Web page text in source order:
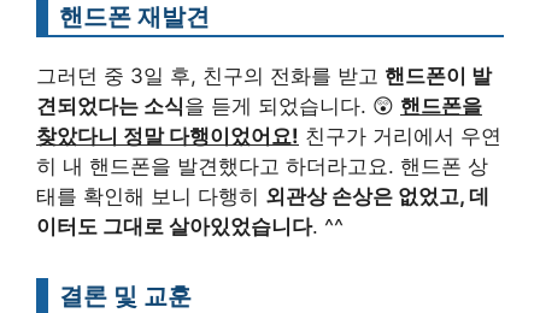
핸드폰 재발견
그러던 중 3일 후, 친구의 전화를 받고 핸드폰이 발
견되었다는 소식을 듣게 되었습니다. 😲 핸드폰을
찾았다니 정말 다행이었어요! 친구가 거리에서 우연
히 내 핸드폰을 발견했다고 하더라고요. 핸드폰 상
태를 확인해 보니 다행히 외관상 손상은 없었고, 데
이터도 그대로 살아있었습니다. ^^
결론 및 교훈